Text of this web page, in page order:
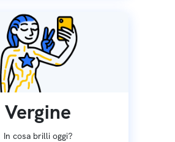
Vergine
In cosa brilli oggi?